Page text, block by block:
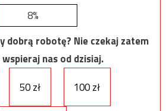
8%
dobrą robotę? Nie czekaj zatem
nas od dzisiaj.
50 zł 100 zł